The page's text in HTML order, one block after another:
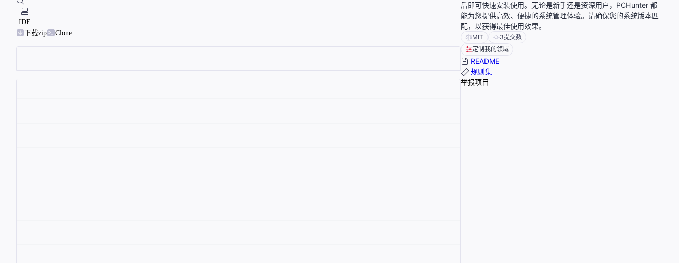
IDE
下载zip
Clone
后即可快速安装使用。无论是新手还是资深用户，PCHunter 都
能为您提供高效、便捷的系统管理体验。请确保您的系统版本匹
配，以获得最佳使用效果。
MIT 3提交数
定制我的领域
README
规则集
举报项目